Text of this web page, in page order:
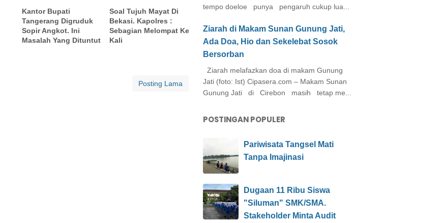
Kantor Bupati
Tangerang Digruduk
Sopir Angkot. Ini
Masalah Yang Dituntut
Soal Tujuh Mayat Di
Bekasi. Kapolres :
Sebagian Melompat Ke
Kali
Posting Lama
tempo doeloe punya pengaruh cukup lua...
Ziarah di Makam Sunan Gunung Jati,
Ada Doa, Hio dan Sekelebat Sosok
Bersorban
Ziarah melafazkan doa di makam Gunung
Jati (foto: Ist) Cipasera.com – Makam Sunan
Gunung Jati di Cirebon masih tetap me...
POSTINGAN POPULER
Pariwisata Tangsel Mati
Tanpa Imajinasi
Dugaan 11 Ribu Siswa
"Siluman" SMK/SMA.
Stakeholder Minta Audit